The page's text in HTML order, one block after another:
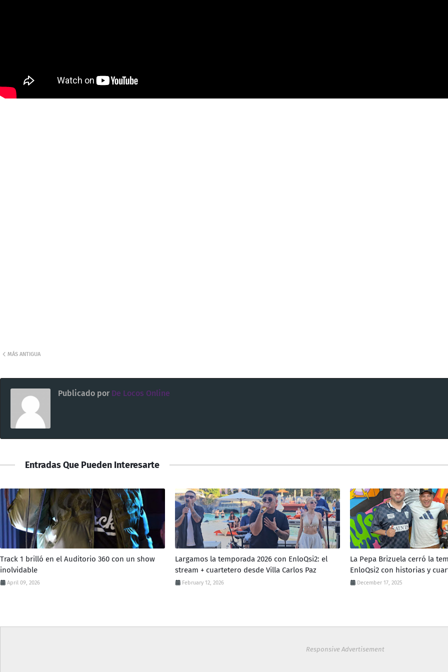
MÁS ANTIGUA
Publicado por De Locos Online
Entradas Que Pueden Interesarte
Track 1 brilló en el Auditorio 360 con un show
inolvidable
April 09, 2026
Largamos la temporada 2026 con EnloQsi2: el
stream + cuartetero desde Villa Carlos Paz
February 12, 2026
La Pepa Brizuela cerró la
EnloQsi2 con historias y
December 17, 2025
Responsive Advertisement